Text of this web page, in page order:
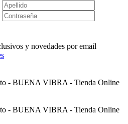
y novedades por email